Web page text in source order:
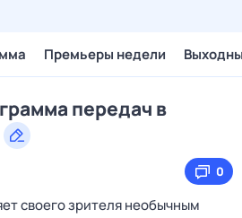
Премьеры недели
передач в
0
своего зрителя необычным